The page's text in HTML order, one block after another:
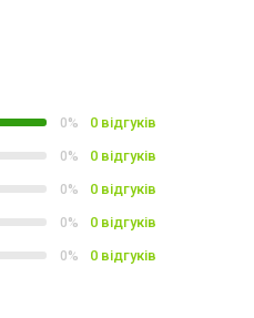
0% 0 відгуків
0% 0 відгуків
0% 0 відгуків
0% 0 відгуків
0% 0 відгуків